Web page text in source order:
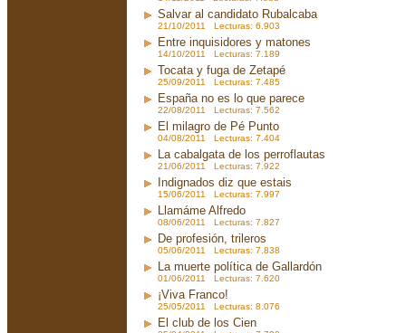
Salvar al candidato Rubalcaba
21/10/2011 Lecturas: 6.903
Entre inquisidores y matones
14/10/2011 Lecturas: 7.189
Tocata y fuga de Zetapé
25/09/2011 Lecturas: 7.485
España no es lo que parece
22/08/2011 Lecturas: 7.562
El milagro de Pé Punto
04/08/2011 Lecturas: 7.404
La cabalgata de los perroflautas
21/06/2011 Lecturas: 7.922
Indignados diz que estais
15/06/2011 Lecturas: 7.997
Llamáme Alfredo
08/06/2011 Lecturas: 7.827
De profesión, trileros
05/06/2011 Lecturas: 7.838
La muerte política de Gallardón
01/06/2011 Lecturas: 7.620
¡Viva Franco!
25/05/2011 Lecturas: 8.076
El club de los Cien